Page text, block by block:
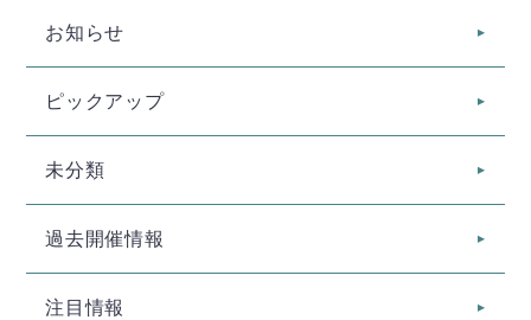
お知らせ
ピックアップ
未分類
過去開催情報
注目情報